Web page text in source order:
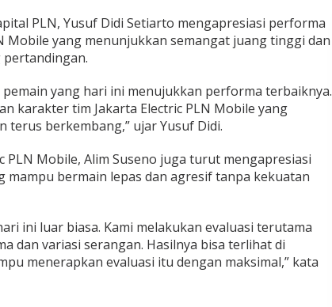
PLN, Yusuf Didi Setiarto mengapresiasi performa
Mobile yang menunjukkan semangat juang tinggi dan
pertandingan.
yang hari ini menujukkan performa terbaiknya.
karakter tim Jakarta Electric PLN Mobile yang
terus berkembang,” ujar Yusuf Didi.
PLN Mobile, Alim Suseno juga turut mengapresiasi
mampu bermain lepas dan agresif tanpa kekuatan
ini luar biasa. Kami melakukan evaluasi terutama
dan variasi serangan. Hasilnya bisa terlihat di
menerapkan evaluasi itu dengan maksimal,” kata